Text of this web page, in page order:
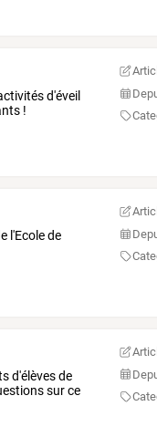
d'éveil
!
l'Ecole de
d'élèvesde
surce